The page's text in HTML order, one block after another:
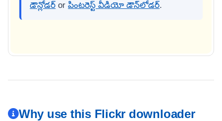
డౌన్లోడర్ orపింటరెస్ట్ వీడియో డౌన్‌లోడర్.
Why use this Flickr downloader